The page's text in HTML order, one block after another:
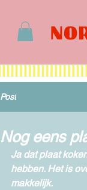
Post
Nog eens
Ja dat plaat
hebben. Het is
makkelijk.